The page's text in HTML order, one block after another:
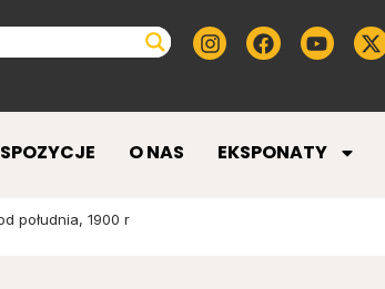
O NAS EKSPONATY
południa, 1900 r